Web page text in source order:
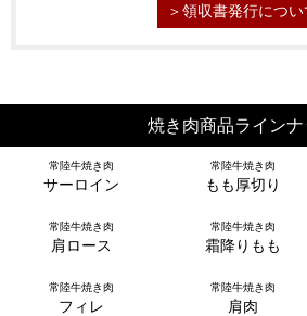
結婚内祝い
長寿祝い 高級肉ギフト
LINEギフト ふるさと納税
＞領収書発行につい
焼き肉商品ライン
常陸牛焼き肉
サーロイン
常陸牛焼き肉
もも厚切り
常陸牛焼き肉
肩ロース
常陸牛焼き肉
霜降りもも
常陸牛焼き肉
フィレ
常陸牛焼き肉
肩肉